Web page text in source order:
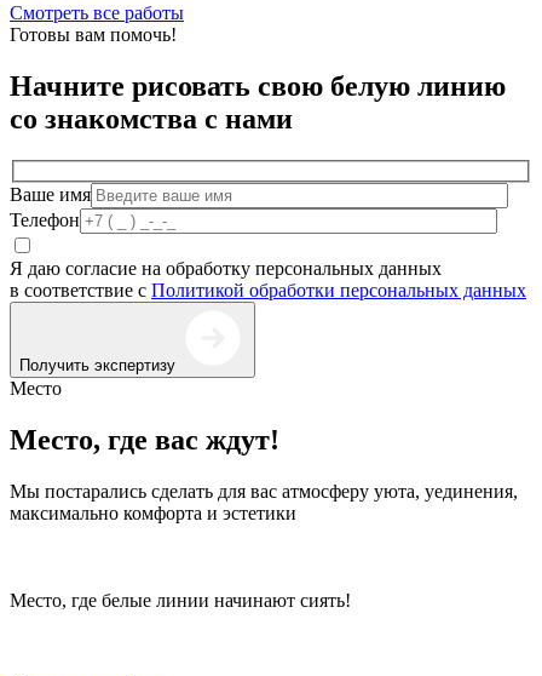
Смотреть все работы
Готовы вам помочь!
Начните рисовать свою белую линию
со знакомства с нами
Ваше имя
Телефон
Я даю согласие на обработку персональных данных
в соответствие с Политикой обработки персональных данных
Получить экспертизу
Место
Место, где вас ждут!
Мы постарались сделать для вас атмосферу уюта, уединения,
максимально комфорта и эстетики
Место, где белые линии начинают сиять!